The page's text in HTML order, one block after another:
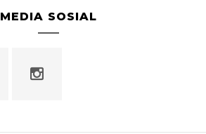
MEDIA SOSIAL